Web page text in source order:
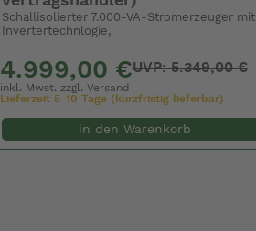
Schallisolierter 7.000-VA-Stromerzeuger mit
Invertertechnlogie,
4.999,00 €UVP: 5.349,00 €
inkl. Mwst. zzgl. Versand
Lieferzeit 5-10 Tage (kurzfristig lieferbar)
in den Warenkorb